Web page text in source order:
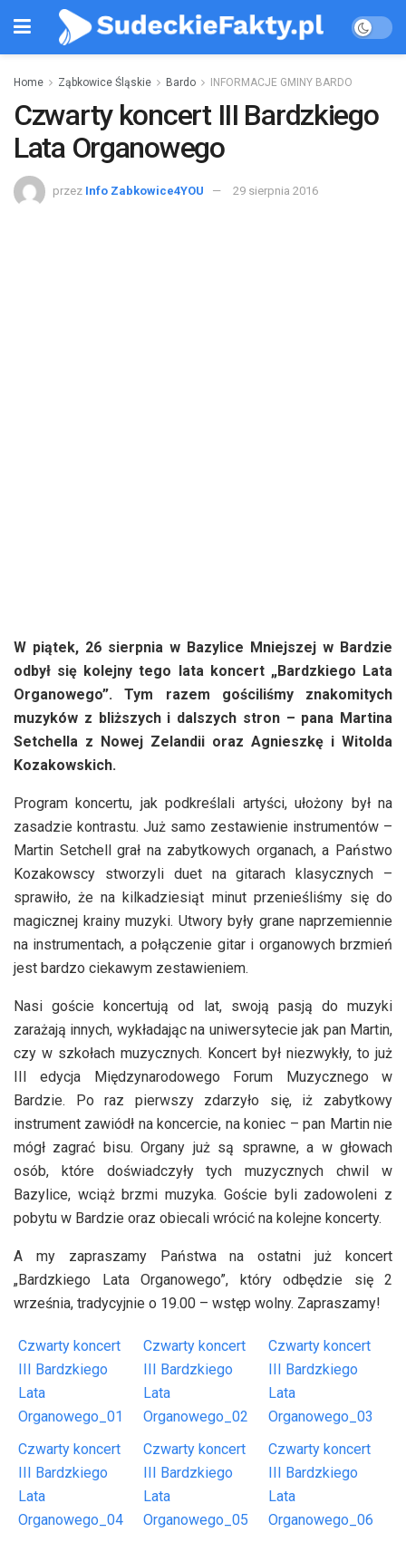
Home Ząbkowice Śląskie Bardo INFORMACJE GMINY BARDO
Czwarty koncert III Bardzkiego
Lata Organowego
przez Info Zabkowice4YOU 29 sierpnia 2016
W piątek, 26 sierpnia w Bazylice Mniejszej w Bardzie
odbył się kolejny tego lata koncert „Bardzkiego Lata
Organowego”. Tym razem gościliśmy znakomitych
muzyków z bliższych i dalszych stron – pana Martina
Setchella z Nowej Zelandii oraz Agnieszkę i Witolda
Kozakowskich.
Program koncertu, jak podkreślali artyści, ułożony był na
zasadzie kontrastu. Już samo zestawienie instrumentów –
Martin Setchell grał na zabytkowych organach, a Państwo
Kozakowscy stworzyli duet na gitarach klasycznych –
sprawiło, że na kilkadziesiąt minut przenieśliśmy się do
magicznej krainy muzyki. Utwory były grane naprzemiennie
na instrumentach, a połączenie gitar i organowych brzmień
jest bardzo ciekawym zestawieniem.
Nasi goście koncertują od lat, swoją pasją do muzyki
zarażają innych, wykładając na uniwersytecie jak pan Martin,
czy w szkołach muzycznych. Koncert był niezwykły, to już
III edycja Międzynarodowego Forum Muzycznego w
Bardzie. Po raz pierwszy zdarzyło się, iż zabytkowy
instrument zawiódł na koncercie, na koniec – pan Martin nie
mógł zagrać bisu. Organy już są sprawne, a w głowach
osób, które doświadczyły tych muzycznych chwil w
Bazylice, wciąż brzmi muzyka. Goście byli zadowoleni z
pobytu w Bardzie oraz obiecali wrócić na kolejne koncerty.
A my zapraszamy Państwa na ostatni już koncert
„Bardzkiego Lata Organowego”, który odbędzie się 2
września, tradycyjnie o 19.00 – wstęp wolny. Zapraszamy!
Czwarty koncert
III Bardzkiego
Lata
Organowego_01
Czwarty koncert
III Bardzkiego
Lata
Organowego_02
Czwarty koncert
III Bardzkiego
Lata
Organowego_03
Czwarty koncert
III Bardzkiego
Lata
Organowego_04
Czwarty koncert
III Bardzkiego
Lata
Organowego_05
Czwarty koncert
III Bardzkiego
Lata
Organowego_06